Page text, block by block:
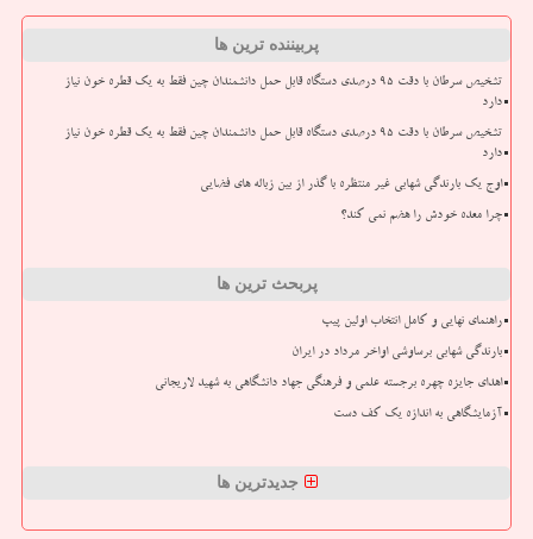
پربیننده ترین ها
تشخیص سرطان با دقت ۹۵ درصدی دستگاه قابل حمل دانشمندان چین فقط به یک قطره خون نیاز
دارد
تشخیص سرطان با دقت ۹۵ درصدی دستگاه قابل حمل دانشمندان چین فقط به یک قطره خون نیاز
دارد
اوج یک بارندگی شهابی غیر منتظره با گذر از بین زباله های فضایی
چرا معده خودش را هضم نمی کند؟
پربحث ترین ها
راهنمای نهایی و کامل انتخاب اولین پیپ
بارندگی شهابی برساوشی اواخر مرداد در ایران
اهدای جایزه چهره برجسته علمی و فرهنگی جهاد دانشگاهی به شهید لاریجانی
آزمایشگاهی به اندازه یک کف دست
جدیدترین ها